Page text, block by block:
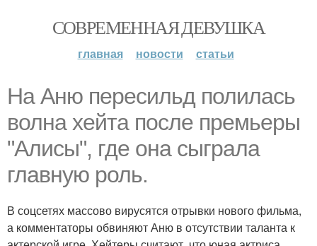
СОВРЕМЕННАЯ ДЕВУШКА
главная новости статьи
На Аню пересильд полилась
волна хейта после премьеры
"Алисы", где она сыграла
главную роль.
В соцсетях массово вирусятся отрывки нового фильма,
а комментаторы обвиняют Аню в отсутствии таланта к